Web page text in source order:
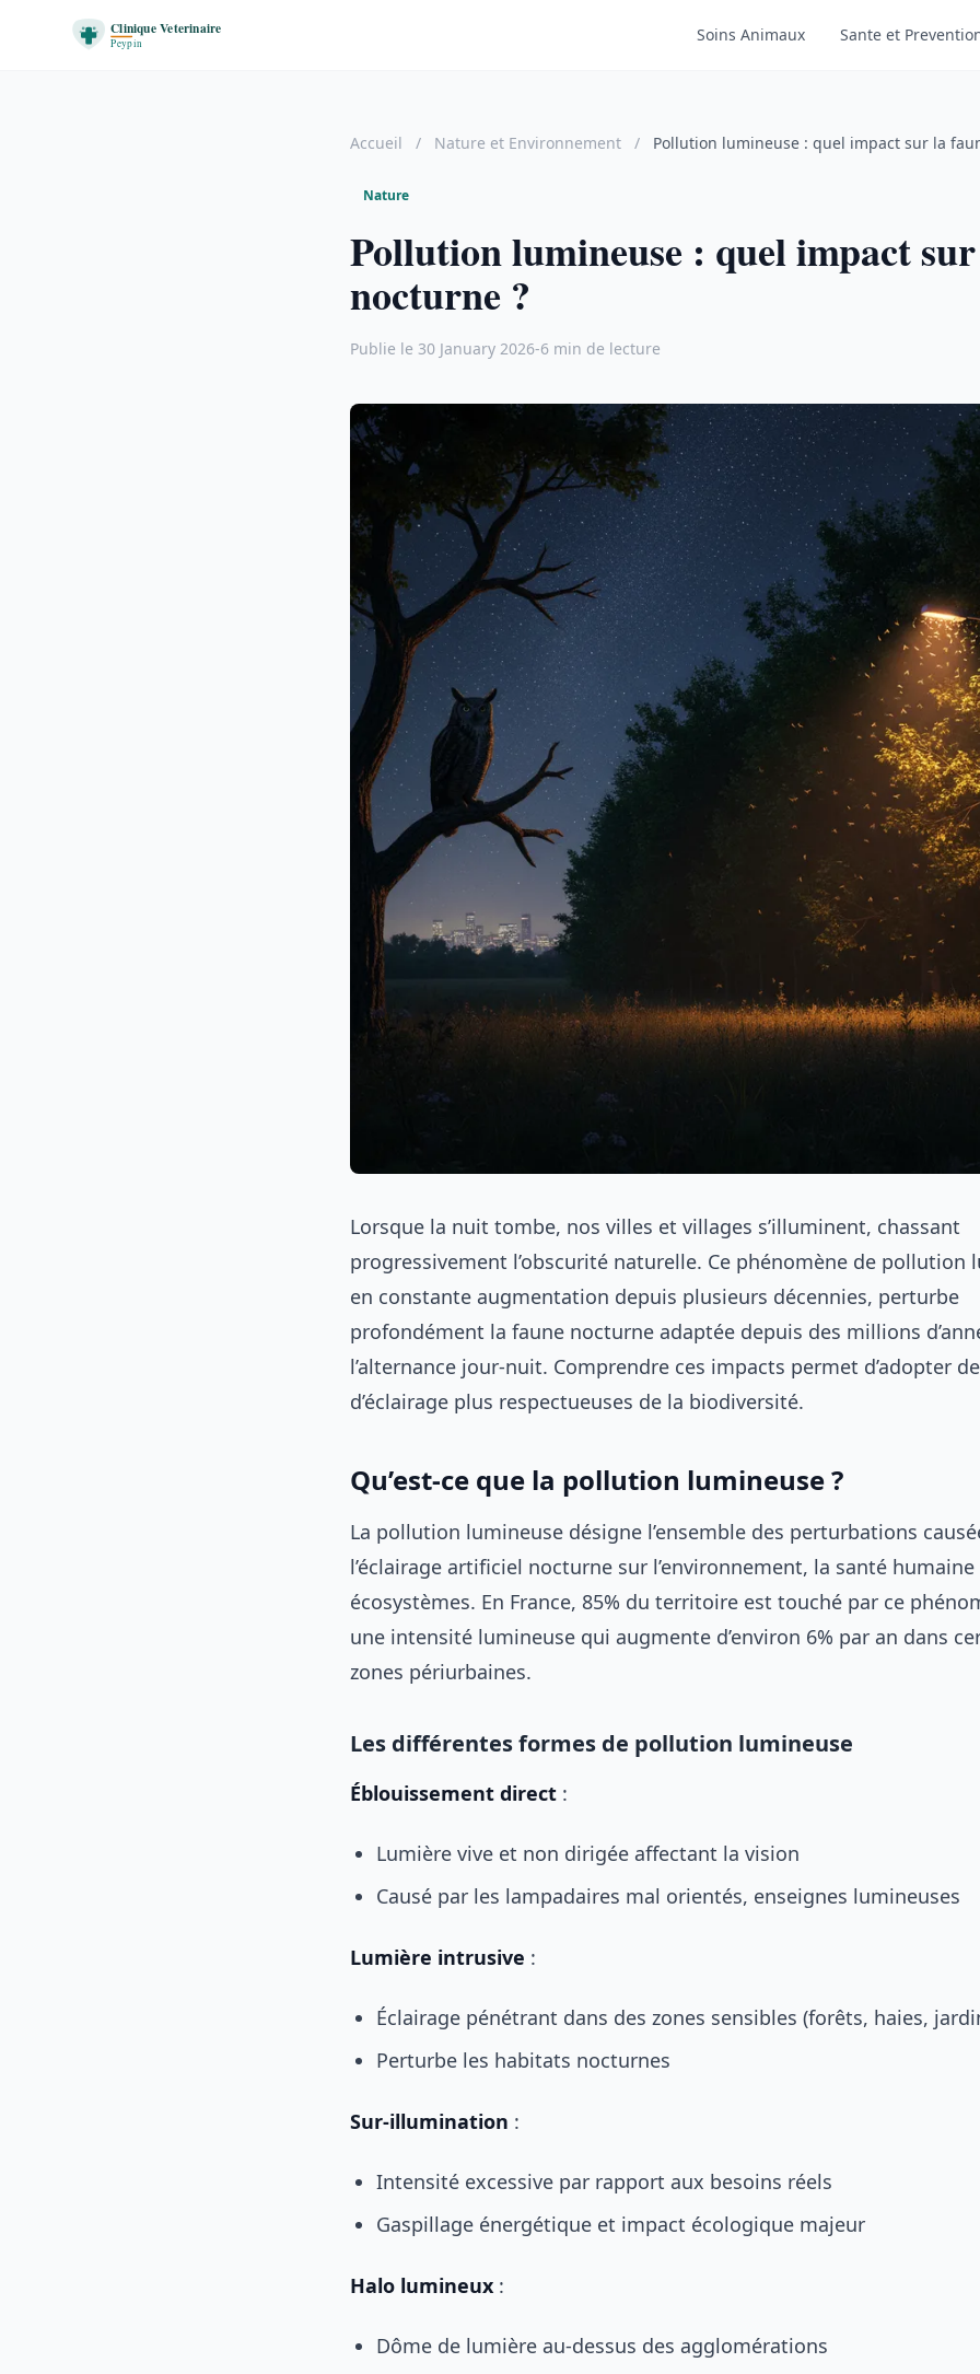
Soins Animaux Sante et
Accueil / Nature et Environnement / Pollution lumineuse : quel impact sur la
Nature
Pollution lumineuse : quel impact
nocturne ?
Publie le 30 January 2026-6 min de lecture
Lorsque la nuit tombe, nos villes et villages s’illuminent, chassant
progressivement l’obscurité naturelle. Ce phénomène de pollution
en constante augmentation depuis plusieurs décennies, perturbe
profondément la faune nocturne adaptée depuis des millions
l’alternance jour-nuit. Comprendre ces impacts permet d’adopter
d’éclairage plus respectueuses de la biodiversité.
Qu’est-ce que la pollution lumineuse ?
La pollution lumineuse désigne l’ensemble des perturbations
l’éclairage artificiel nocturne sur l’environnement, la santé
écosystèmes. En France, 85% du territoire est touché par ce
une intensité lumineuse qui augmente d’environ 6% par an dans
zones périurbaines.
Les différentes formes de pollution lumineuse
Éblouissement direct :
Lumière vive et non dirigée affectant la vision
Causé par les lampadaires mal orientés, enseignes lumineuses
Lumière intrusive :
Éclairage pénétrant dans des zones sensibles (forêts, haies,
Perturbe les habitats nocturnes
Sur-illumination :
Intensité excessive par rapport aux besoins réels
Gaspillage énergétique et impact écologique majeur
Halo lumineux :
Dôme de lumière au-dessus des agglomérations